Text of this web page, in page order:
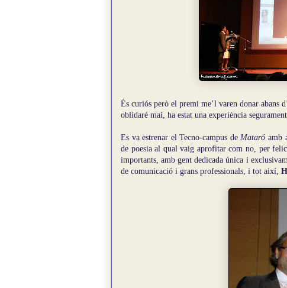
És curiós però el premi me’l varen donar abans
oblidaré mai, ha estat una experiència
Es va estrenar el Tecno-campus deMataróamb
de poesia al qual vaig aprofitar com no, per
importants, amb gent dedicada única i
de comunicació i grans professionals, i tot així,